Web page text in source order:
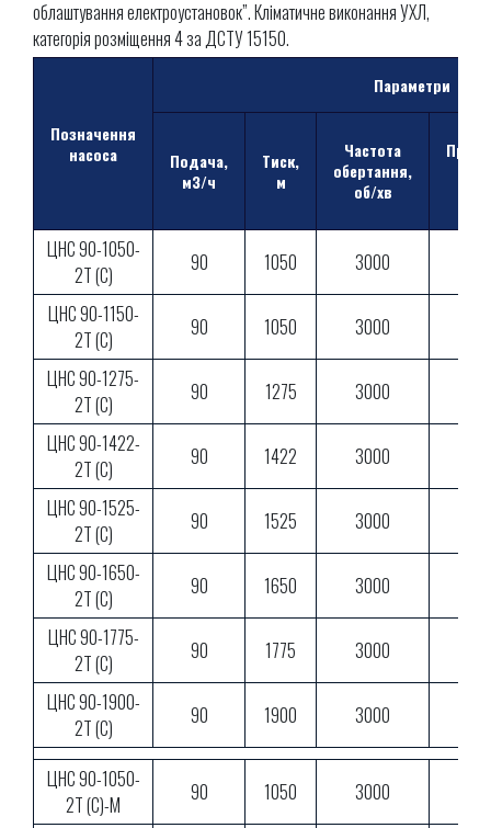
облаштування електроустановок”. Кліматичне виконання УХЛ,
категорія розміщення 4 за ДСТУ 15150.
Позначення
насоса
Параметри
Подача,
м3/ч
Тиск,
м
Частота
обертання,
об/хв
ЦНС 90-1050-
2Т (С)
90 1050 3000
ЦНС 90-1150-
2Т (С)
90 1050 3000
ЦНС 90-1275-
2Т (С)
90 1275 3000
ЦНС 90-1422-
2Т (С)
90 1422 3000
ЦНС 90-1525-
2Т (С)
90 1525 3000
ЦНС 90-1650-
2Т (С)
90 1650 3000
ЦНС 90-1775-
2Т (С)
90 1775 3000
ЦНС 90-1900-
2Т (С)
90 1900 3000
ЦНС 90-1050-
2Т (С)-М
90 1050 3000